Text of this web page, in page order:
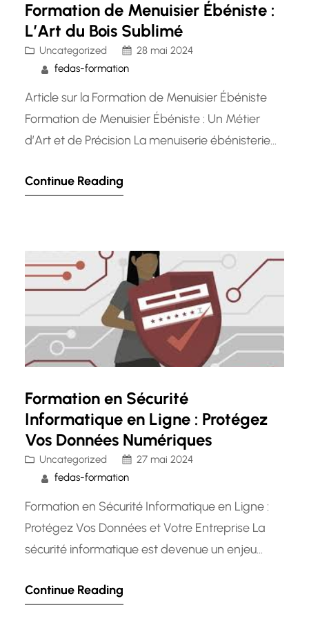
Formation de Menuisier Ébéniste :
L’Art du Bois Sublimé
Uncategorized
28 mai 2024
fedas-formation
Article sur la Formation de Menuisier Ébéniste
Formation de Menuisier Ébéniste : Un Métier
d’Art et de Précision La menuiserie ébénisterie
artisanal et créativité. Les menuisiers ébénistes
traditionnelles aux créations contemporaines.
Pour devenir un…
Continue Reading
Formation en Sécurité
Informatique en Ligne : Protégez
Vos Données Numériques
Uncategorized
27 mai 2024
fedas-formation
Formation en Sécurité Informatique en Ligne :
Protégez Vos Données et Votre Entreprise La
sécurité informatique est devenue un enjeu
l’ère numérique actuelle. Avec la montée des
Continue Reading